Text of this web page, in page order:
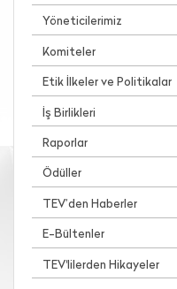
Yöneticilerimiz
Komiteler
Etik İlkeler ve Politikalar
İş Birlikleri
Raporlar
Ödüller
TEV’den Haberler
E-Bültenler
TEV'lilerden Hikayeler